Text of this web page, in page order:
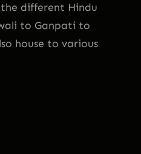
different Hindu
to Ganpati to
house to various